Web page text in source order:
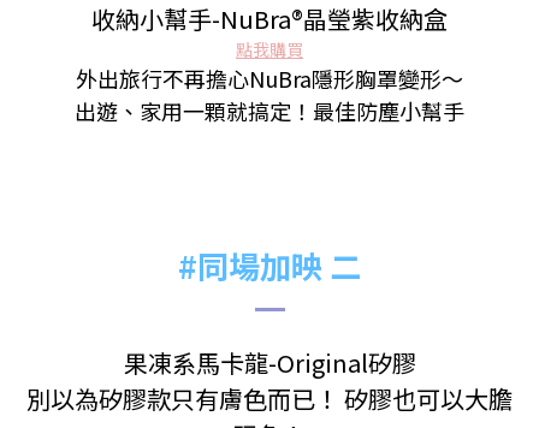
收納小幫手-NuBra®晶瑩紫收納盒
點我購買
外出旅行不再擔心NuBra隱形胸罩變形～
出遊、家用一顆就搞定！最佳防塵小幫手
#同場加映 二
果凍系馬卡龍-Original矽膠
別以為矽膠款只有膚色而已！ 矽膠也可以大膽